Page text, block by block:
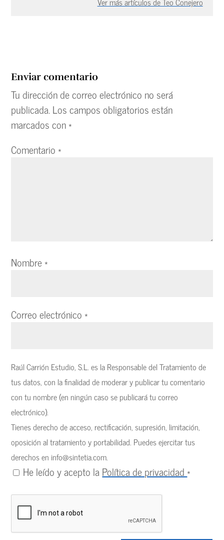
Enviar comentario
Tu dirección de correo electrónico no será
publicada.Los campos obligatorios están
marcados con*
Comentario*
Nombre*
Correo electrónico*
Raúl Carrión Estudio, S.L. es la Responsable del Tratamiento de
tus datos, con la finalidad de moderar y publicar tu comentario
con tu nombre (en ningún caso se publicará tu correo
electrónico).
Tienes derecho de acceso, rectificación, supresión, limitación,
oposición al tratamiento y portabilidad. Puedes ejercitar tus
derechos en info@sintetia.com.
He leído y acepto la Política de privacidad*